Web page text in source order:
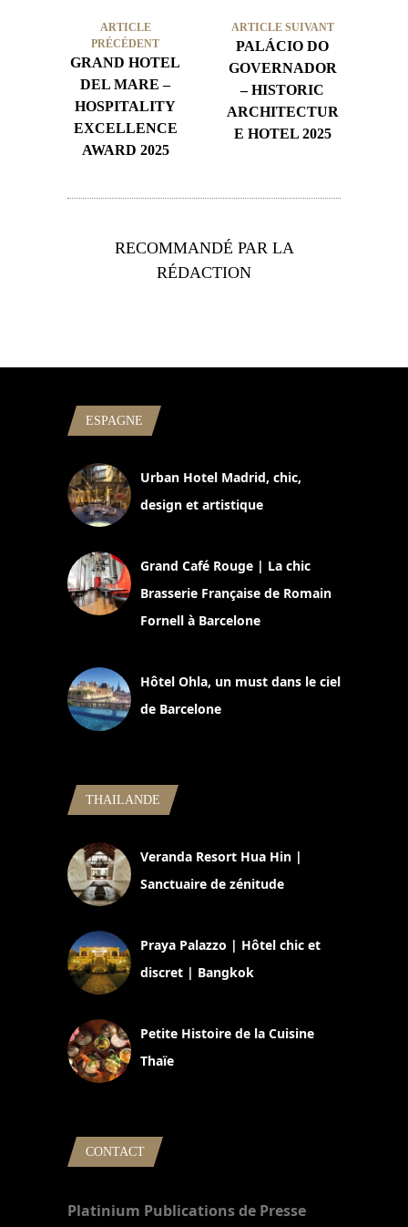
ARTICLE
PRÉCÉDENT
GRAND HOTEL
DEL MARE –
HOSPITALITY
EXCELLENCE
AWARD 2025
ARTICLE SUIVANT
PALÁCIO DO
GOVERNADOR
– HISTORIC
ARCHITECTUR
E HOTEL 2025
RECOMMANDÉ PAR LA
RÉDACTION
ESPAGNE
Urban Hotel Madrid, chic,
design et artistique
Grand Café Rouge | La chic
Brasserie Française de Romain
Fornell à Barcelone
Hôtel Ohla, un must dans le ciel
de Barcelone
THAILANDE
Veranda Resort Hua Hin |
Sanctuaire de zénitude
Praya Palazzo | Hôtel chic et
discret | Bangkok
Petite Histoire de la Cuisine
Thaïe
CONTACT
Platinium Publications de Presse